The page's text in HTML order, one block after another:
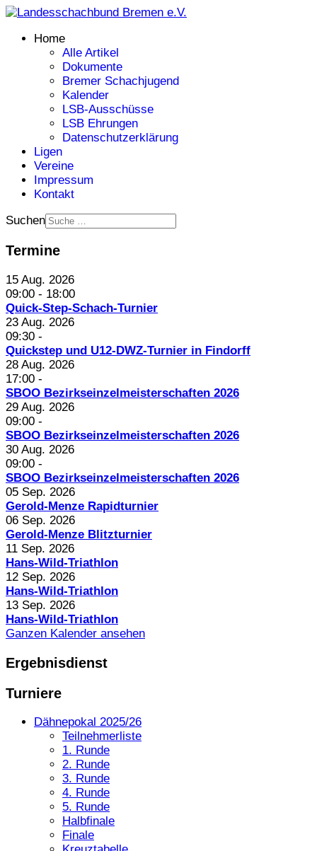
Home
Alle Artikel
Dokumente
Bremer Schachjugend
Kalender
LSB-Ausschüsse
LSB Ehrungen
Datenschutzerklärung
Ligen
Vereine
Impressum
Kontakt
Suchen
Termine
15 Aug. 2026
09:00 - 18:00
Quick-Step-Schach-Turnier
23 Aug. 2026
09:30 -
Quickstep und U12-DWZ-Turnier in Findorff
28 Aug. 2026
17:00 -
SBOO Bezirkseinzelmeisterschaften 2026
29 Aug. 2026
09:00 -
SBOO Bezirkseinzelmeisterschaften 2026
30 Aug. 2026
09:00 -
SBOO Bezirkseinzelmeisterschaften 2026
05 Sep. 2026
Gerold-Menze Rapidturnier
06 Sep. 2026
Gerold-Menze Blitzturnier
11 Sep. 2026
Hans-Wild-Triathlon
12 Sep. 2026
Hans-Wild-Triathlon
13 Sep. 2026
Hans-Wild-Triathlon
Ganzen Kalender ansehen
Ergebnisdienst
Turniere
Dähnepokal 2025/26
Teilnehmerliste
1. Runde
2. Runde
3. Runde
4. Runde
5. Runde
Halbfinale
Finale